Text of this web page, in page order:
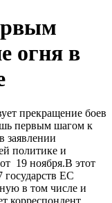
огня в
прекращение боев
первым шагом к
заявлении
политике и
19 ноября.В этот
государств ЕС
в том числе и
корреспондент